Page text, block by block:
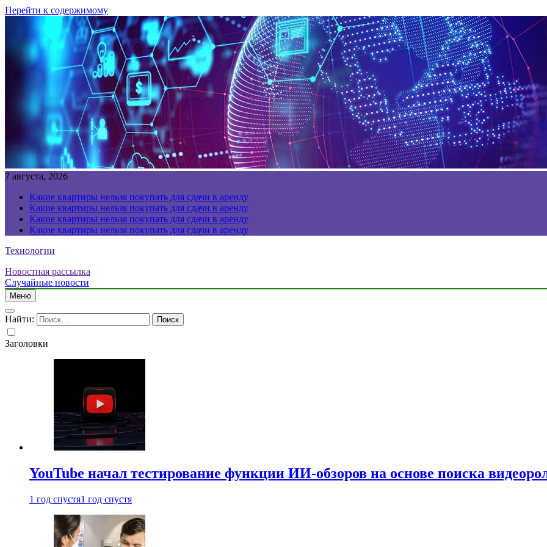
Перейти к содержимому
7 августа, 2026
Какие квартиры нельзя покупать для сдачи в аренду
Какие квартиры нельзя покупать для сдачи в аренду
Какие квартиры нельзя покупать для сдачи в аренду
Какие квартиры нельзя покупать для сдачи в аренду
Технологии
Новостная рассылка
Случайные новости
Меню
Найти:
Заголовки
YouTube начал тестирование функции ИИ-обзоров на основе поиска
1 год спустя1 год спустя